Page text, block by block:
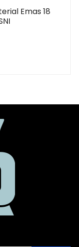
Emas 18